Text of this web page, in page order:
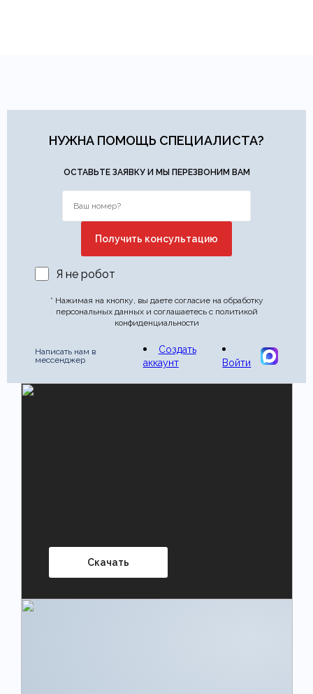
НУЖНА ПОМОЩЬ СПЕЦИАЛИСТА?
ОСТАВЬТЕ ЗАЯВКУ И МЫ ПЕРЕЗВОНИМ ВАМ
Я не робот
* Нажимая на кнопку, вы даете согласие на обработку
персональных данных и соглашаетесь с политикой
конфиденциальности
Написать нам в
мессенджер
Создать
аккаунт
Войти
Скачать